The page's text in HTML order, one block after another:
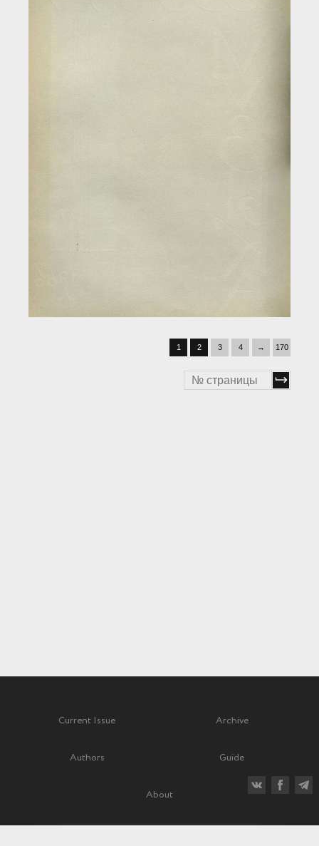
1 2 3 4 → 170
Current Issue Archive
Authors Guide
About